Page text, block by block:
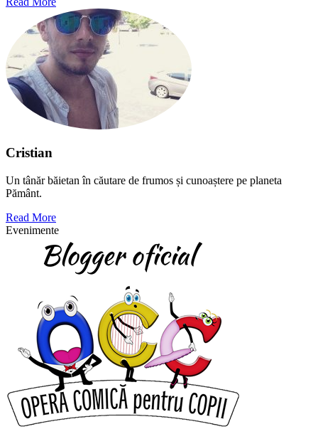
Cristian
Un tânăr băietan în căutare de frumos și cunoaștere pe planeta
Pământ.
Read More
Evenimente